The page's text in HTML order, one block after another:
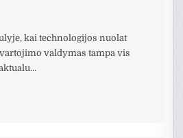
kai technologijos nuolat
valdymas tampa vis